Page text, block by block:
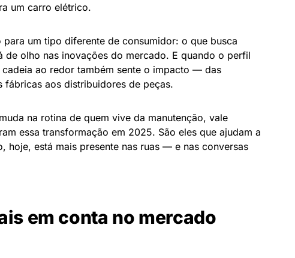
um carro elétrico.
um tipo diferente de consumidor: o que busca
de olho nas inovações do mercado. E quando o perfil
ao redor também sente o impacto — das
fábricas aos distribuidores de peças.
na rotina de quem vive da manutenção, vale
essa transformação em 2025. São eles que ajudam a
hoje, está mais presente nas ruas — e nas conversas
em conta no mercado